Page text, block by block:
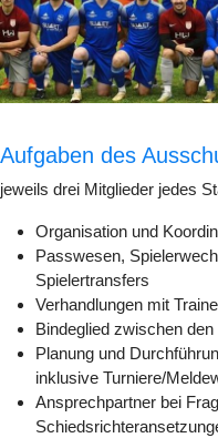
Aufgaben des
jeweils drei Mitglieder jedes
Organisation und
Passwesen,
Spielertransfers
Verhandlungen mit
Bindeglied zwischen
Planung und
inklusive Turniere/
Ansprechpartner bei